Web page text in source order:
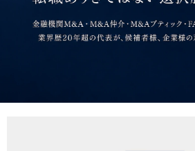
インタビュー